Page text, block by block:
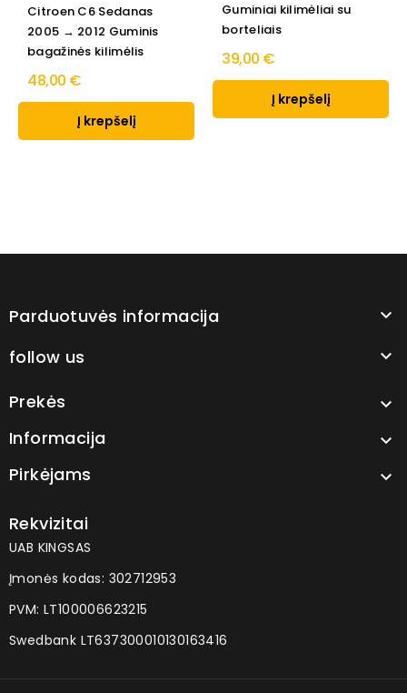
Citroen C6 Sedanas
2005 → 2012 Guminis
bagažinės kilimėlis
48,00 €
Į krepšelį
Guminiai kilimėliai su
borteliais
39,00 €
Į krepšelį
Parduotuvės informacija 
follow us 
Prekės 
Informacija 
Pirkėjams 
Rekvizitai
UAB KINGSAS
Įmonės kodas: 302712953
PVM: LT100006623215
Swedbank LT637300010130163416